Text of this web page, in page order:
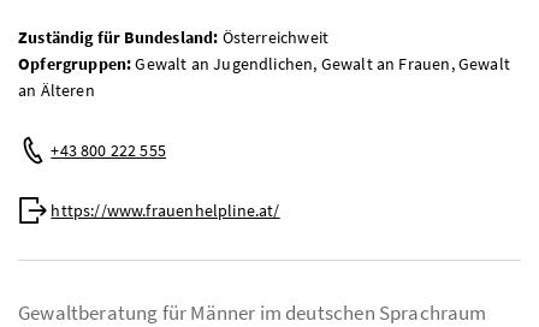
Zuständig für Bundesland: Österreichweit
Opfergruppen:Gewalt an Jugendlichen, Gewalt an Frauen, Gewalt
an Älteren
Telefon:
+43 800 222 555
Web:
https://www.frauenhelpline.at/
Gewaltberatung für Männer im deutschen Sprachraum